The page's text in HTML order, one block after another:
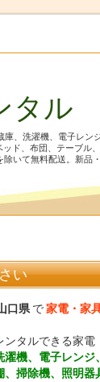
タル
、洗濯機、電子レン
ド、布団、テーブル
いて無料配送。新品
い
口県 で 家電・家
ンタルできる家電
濯機、電子レンジ
、掃除機、照明器